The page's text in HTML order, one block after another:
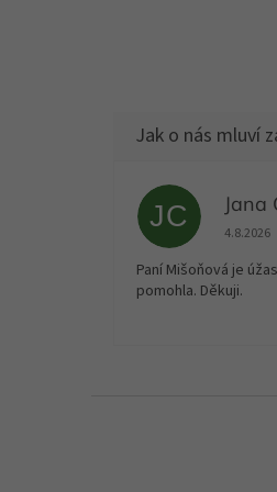
JC Jana
4.8.2026
Paní Mišoňová je
pomohla. Děkuji.